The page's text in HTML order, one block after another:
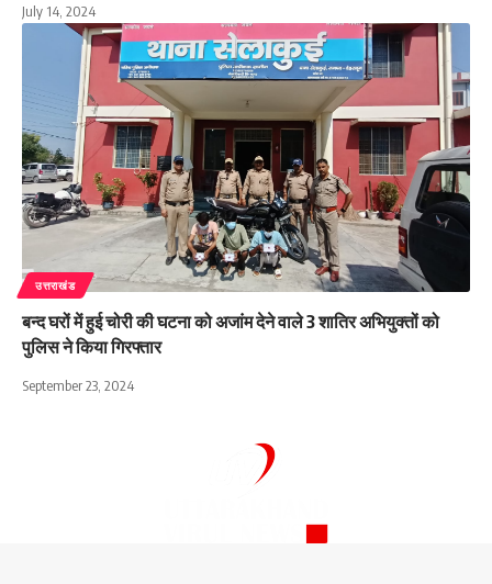
July 14, 2024
उत्तराखंड
बन्द घरों में हुई चोरी की घटना को अजांम देने वाले 3 शातिर अभियुक्तों को
पुलिस ने किया गिरफ्तार
September 23, 2024